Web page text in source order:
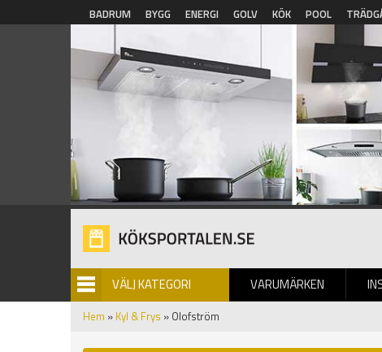
Hoppa till huvudinnehåll
BADRUM BYGG ENERGI GOLV KÖK POOL
VÄLJ KATEGORI VARUMÄRKEN
BILDGALLERI
Hem » Kyl & Frys » Olofström